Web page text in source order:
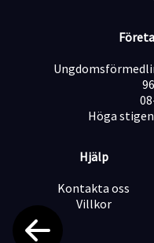
? Skicka in din
Höga
Hjälp
Kontakta oss
Villkor